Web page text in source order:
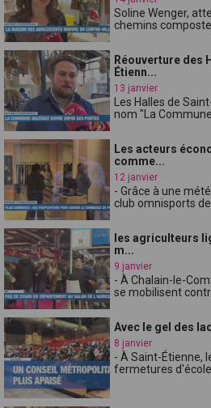
Soline Wenger,
chemins
Réouverture des
Étienn...
13 janvier
Les Halles de
nom "La
Les acteurs
comme...
12 janvier
- Grâce à une
club omnisports de
les agriculteurs
m...
9 janvier
- À Chalain-le-
se mobilisent
Avec le gel des
8 janvier
- À Saint-Étienne,
fermetures